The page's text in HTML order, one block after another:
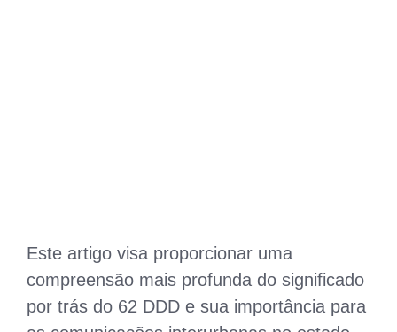
Este artigo visa proporcionar uma
compreensão mais profunda do significado
por trás do 62 DDD e sua importância para